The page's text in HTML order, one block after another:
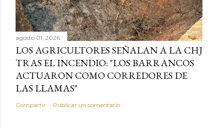
agosto 01, 2026
LOS AGRICULTORES SEÑALAN A LA CHJ
TRAS EL INCENDIO: "LOS BARRANCOS
ACTUARON COMO CORREDORES DE
LAS LLAMAS"
Compartir Publicar un comentario